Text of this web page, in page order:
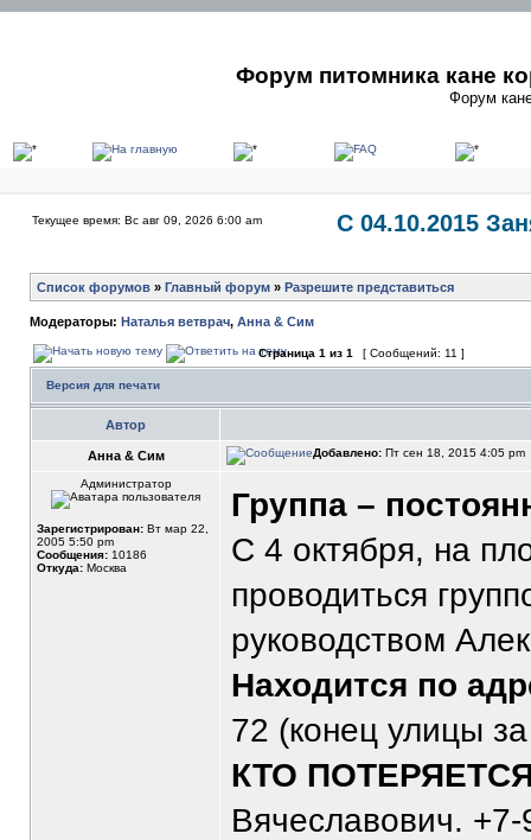
Форум питомника кане
Форум
Текущее время: Вс авг 09, 2026 6:00 am С 04.10.2015
Список форумов » Главный форум » Разрешите представиться
Модераторы: Наталья ветврач, Анна & Сим
Страница 1 из 1 [ Сообщений: 11 ]
Версия для печати
Автор
Анна & Сим Добавлено: Пт сен 18, 2015 4:05 pm
Администратор
Зарегистрирован: Вт мар 22,
2005 5:50 pm
Сообщения: 10186
Откуда: Москва
Группа –
C 4 октября, на
проводиться
руководством
Находится по
72 (конец улицы
КТО
Вячеславович.